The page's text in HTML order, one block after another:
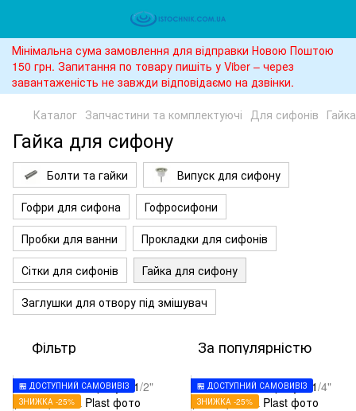
Мінімальна сума замовлення для відправки Новою Поштою
150 грн. Запитання по товару пишіть у Viber – через
завантаженість не завжди відповідаємо на дзвінки.
Каталог Запчастини та комплектуючі Для сифонів
Гайка для сифону
Болти та гайки
Випуск для сифону
Гофри для сифона
Гофросифони
Пробки для ванни
Прокладки для сифонів
Сітки для сифонів
Гайка для сифону
Заглушки для отвору під змішувач
Фільтр За популярністю
🏪 ДОСТУПНИЙ САМОВИВІЗ
ЗНИЖКА -25%
🏪 ДОСТУПНИЙ САМОВИВІЗ
ЗНИЖКА -25%